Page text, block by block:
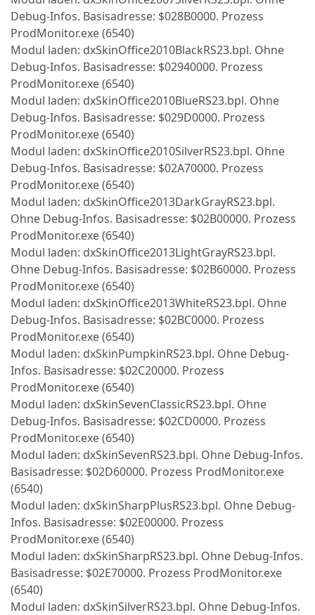
Debug-Infos. Basisadresse: $028B0000. Prozess
ProdMonitor.exe (6540)
Modul laden: dxSkinOffice2010BlackRS23.bpl. Ohne
Debug-Infos. Basisadresse: $02940000. Prozess
ProdMonitor.exe (6540)
Modul laden: dxSkinOffice2010BlueRS23.bpl. Ohne
Debug-Infos. Basisadresse: $029D0000. Prozess
ProdMonitor.exe (6540)
Modul laden: dxSkinOffice2010SilverRS23.bpl. Ohne
Debug-Infos. Basisadresse: $02A70000. Prozess
ProdMonitor.exe (6540)
Modul laden: dxSkinOffice2013DarkGrayRS23.bpl.
Ohne Debug-Infos. Basisadresse: $02B00000. Prozess
ProdMonitor.exe (6540)
Modul laden: dxSkinOffice2013LightGrayRS23.bpl.
Ohne Debug-Infos. Basisadresse: $02B60000. Prozess
ProdMonitor.exe (6540)
Modul laden: dxSkinOffice2013WhiteRS23.bpl. Ohne
Debug-Infos. Basisadresse: $02BC0000. Prozess
ProdMonitor.exe (6540)
Modul laden: dxSkinPumpkinRS23.bpl. Ohne Debug-
Infos. Basisadresse: $02C20000. Prozess
ProdMonitor.exe (6540)
Modul laden: dxSkinSevenClassicRS23.bpl. Ohne
Debug-Infos. Basisadresse: $02CD0000. Prozess
ProdMonitor.exe (6540)
Modul laden: dxSkinSevenRS23.bpl. Ohne Debug-Infos.
Basisadresse: $02D60000. Prozess ProdMonitor.exe
(6540)
Modul laden: dxSkinSharpPlusRS23.bpl. Ohne Debug-
Infos. Basisadresse: $02E00000. Prozess
ProdMonitor.exe (6540)
Modul laden: dxSkinSharpRS23.bpl. Ohne Debug-Infos.
Basisadresse: $02E70000. Prozess ProdMonitor.exe
(6540)
Modul laden: dxSkinSilverRS23.bpl. Ohne Debug-Infos.